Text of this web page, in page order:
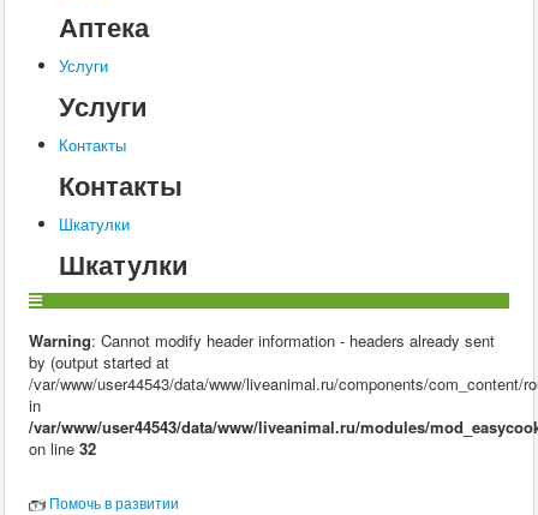
Аптека
Услуги
Услуги
Контакты
Контакты
Шкатулки
Шкатулки
Warning: Cannot modify header information - headers already sent
by (output started at
/var/www/user44543/data/www/liveanimal.ru/components/com_content/
in
/var/www/user44543/data/www/liveanimal.ru/modules/
on line 32
Помочь в развитии